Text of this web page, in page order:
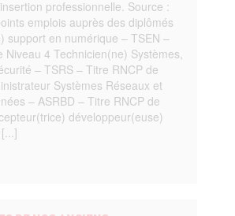
professionnelle. Source :
emplois auprès des diplômés
support en numérique – TSEN –
Niveau 4 Technicien(ne) Systèmes,
– TSRS – Titre RNCP de
Systèmes Réseaux et
– ASRBD – Titre RNCP de
développeur(euse)